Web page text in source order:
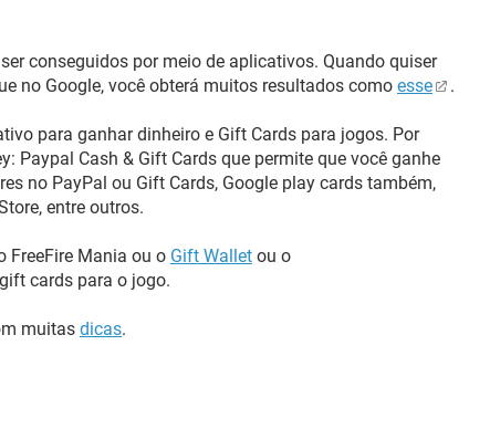
conseguidos por meio de aplicativos. Quando quiser
no Google, você obterá muitos resultados como esse .
para ganhar dinheiro e Gift Cards para jogos. Por
Paypal Cash & Gift Cards que permite que você ganhe
no PayPal ou Gift Cards, Google play cards também,
entre outros.
FreeFire Mania ou o Gift Wallet ou o
cards para o jogo.
muitas dicas.